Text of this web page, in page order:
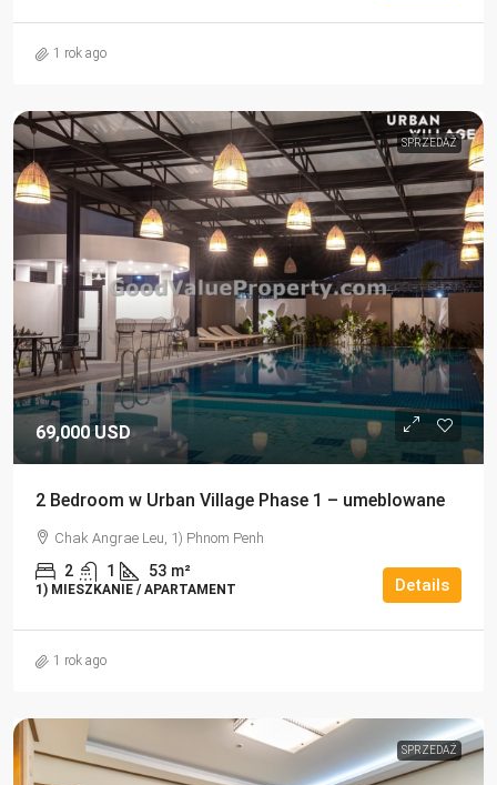
1 rok ago
SPRZEDAŻ
69,000 USD
2 Bedroom w Urban Village Phase 1 – umeblowane
Chak Angrae Leu, 1) Phnom Penh
2 1 53 m²
1) MIESZKANIE / APARTAMENT Details
1 rok ago
SPRZEDAŻ